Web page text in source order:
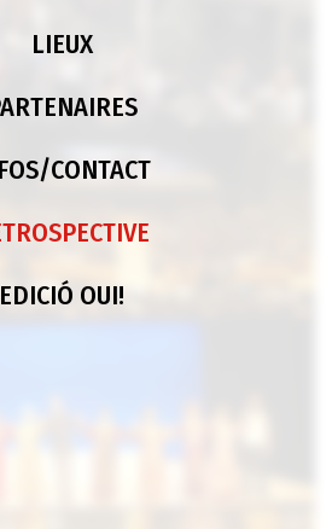
LIEUX
CONTACT
EDICIÓ OUI!